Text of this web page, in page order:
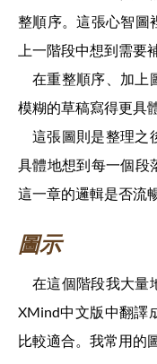
整順序。這張心智圖
上一階段中想到需要
在重整順序、加上
模糊的草稿寫得更具
這張圖則是整理之
具體地想到每一個段
這一章的邏輯是否流
圖示
在這個階段我大量
XMind中文版中翻譯
比較適合。我常用的